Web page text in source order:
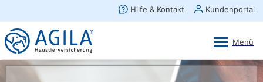
×
AGILA Kunden-App
Gratis - Im Play Store laden
Ansehen